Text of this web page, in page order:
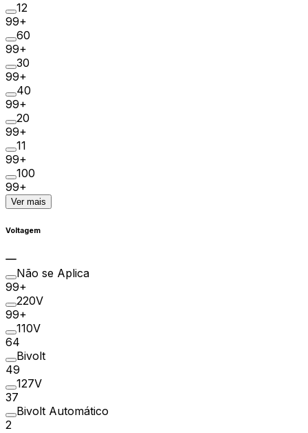
12
99+
60
99+
30
99+
40
99+
20
99+
11
99+
100
99+
Ver mais
Voltagem
Não se Aplica
99+
220V
99+
110V
64
Bivolt
49
127V
37
Bivolt Automático
2